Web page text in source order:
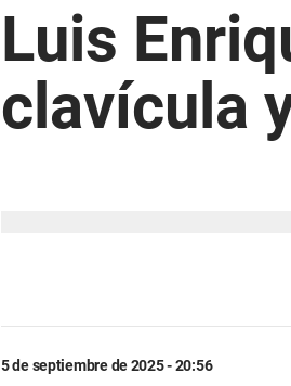
Luis
clavícula
5 de septiembre de 2025 - 20:56